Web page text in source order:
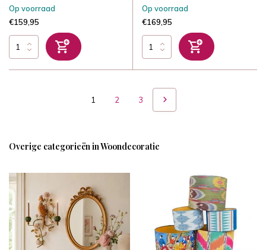
Op voorraad
€159,95
Op voorraad
€169,95
1 2 3
Overige categorieën in Woondecoratie